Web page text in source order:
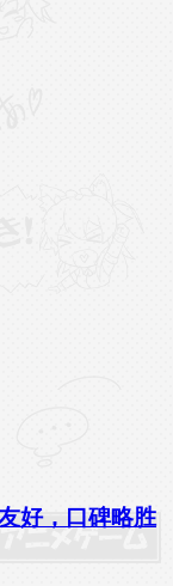
好，口碑略胜